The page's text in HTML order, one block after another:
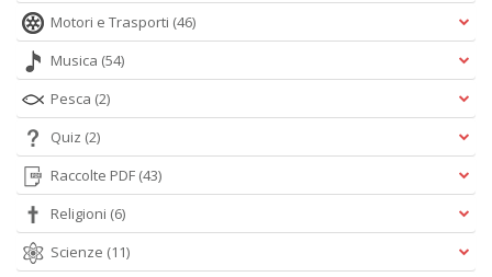
Motori e Trasporti (46)
Musica (54)
Pesca (2)
Quiz (2)
Raccolte PDF (43)
Religioni (6)
Scienze (11)